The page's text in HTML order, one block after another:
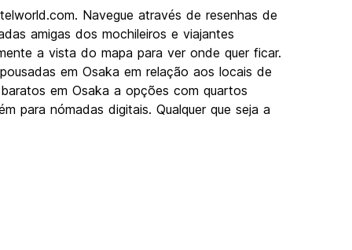
Navegue através de resenhas de
amigas dos mochileiros e viajantes
a vista do mapa para ver onde quer ficar.
em Osaka em relação aos locais de
em Osaka a opções com quartos
para nómadas digitais. Qualquer que seja a